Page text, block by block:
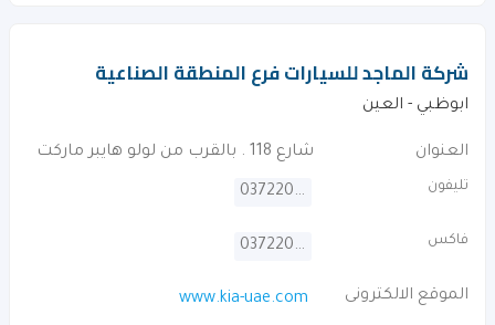
شركة الماجد للسيارات فرع المنطقة الصناعية
ابوظبي - العين
العنوان شارع 118 . بالقرب من لولو هايبر ماركت
تليفون 037220200
فاكس 037220100
الموقع الالكترونى www.kia-uae.com